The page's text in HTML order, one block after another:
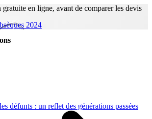
gratuite en ligne, avant de comparer les devis
2024
défunts : un reflet des générations passées